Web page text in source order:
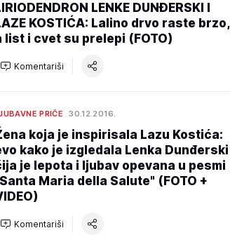
LENKE DUNĐERSKI I
KOSTIĆA: Lalino drvo raste brzo,
list i cvet su prelepi (FOTO)
Komentariši
PRIČE 30.12.2016.
koja je inspirisala Lazu Kostića:
kako je izgledala Lenka Dunđerski
je lepota i ljubav opevana u pesmi
Maria della Salute" (FOTO +
Komentariši